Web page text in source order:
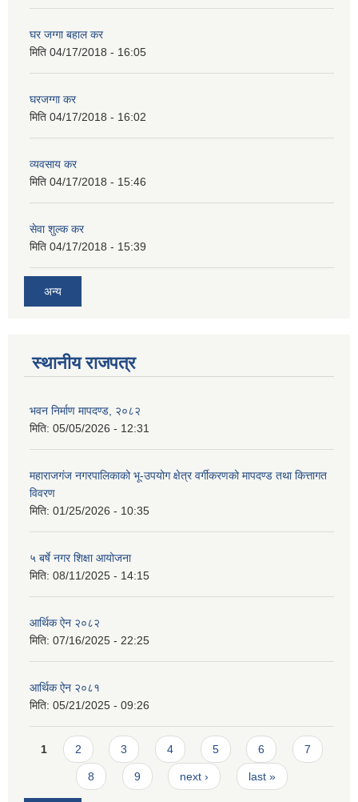
घर जग्गा बहाल कर
मिति 04/17/2018 - 16:05
घरजग्गा कर
मिति 04/17/2018 - 16:02
व्यवसाय कर
मिति 04/17/2018 - 15:46
सेवा शुल्क कर
मिति 04/17/2018 - 15:39
अन्य
स्थानीय राजपत्र
भवन निर्माण मापदण्ड, २०८२
मिति: 05/05/2026 - 12:31
महाराजगंज नगरपालिकाको भू-उपयोग क्षेत्र वर्गीकरणको मापदण्ड तथा कित्तागत
विवरण
मिति: 01/25/2026 - 10:35
५ बर्षे नगर शिक्षा आयोजना
मिति: 08/11/2025 - 14:15
आर्थिक ऐन २०८२
मिति: 07/16/2025 - 22:25
आर्थिक ऐन २०८१
मिति: 05/21/2025 - 09:26
Pages
1 2 3 4 5 6 7
8 9 next › last »